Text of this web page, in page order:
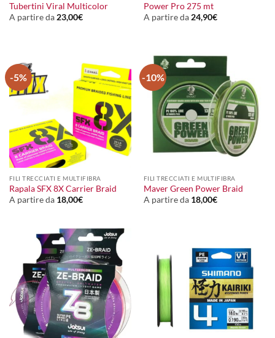
Tubertini Viral Multicolor
A partire da 23,00€
Power Pro 275 mt
A partire da 24,90€
-5%
FILI TRECCIATI E MULTIFIBRA
Rapala SFX 8X Carrier Braid
A partire da 18,00€
-10%
FILI TRECCIATI E MULTIFIBRA
Maver Green Power Braid
A partire da 18,00€